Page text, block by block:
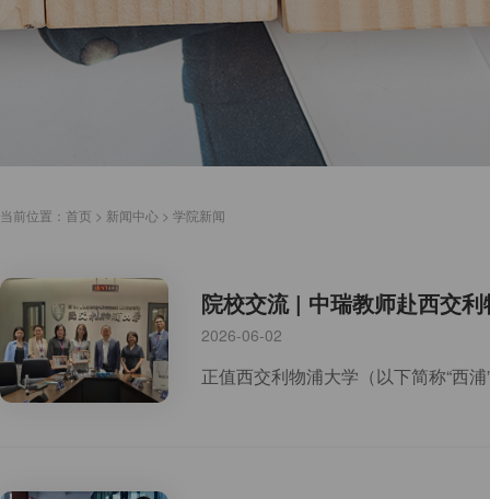
当前位置： 首页 > 新闻中心 > 学院新闻
院校交流 | 中瑞教师赴西交
2026-06-02